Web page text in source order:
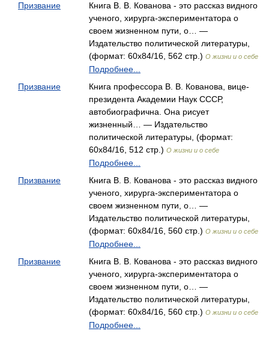
Призвание
Книга В. В. Кованова - это рассказ видного
ученого, хирурга-экспериментатора о
своем жизненном пути, о… —
Издательство политической литературы,
(формат: 60x84/16, 562 стр.) О жизни и о себе
Подробнее...
Призвание
Книга профессора В. В. Кованова, вице-
президента Академии Наук СССР,
автобиографична. Она рисует
жизненный… — Издательство
политической литературы, (формат:
60x84/16, 512 стр.) О жизни и о себе
Подробнее...
Призвание
Книга В. В. Кованова - это рассказ видного
ученого, хирурга-экспериментатора о
своем жизненном пути, о… —
Издательство политической литературы,
(формат: 60x84/16, 560 стр.) О жизни и о себе
Подробнее...
Призвание
Книга В. В. Кованова - это рассказ видного
ученого, хирурга-экспериментатора о
своем жизненном пути, о… —
Издательство политической литературы,
(формат: 60x84/16, 560 стр.) О жизни и о себе
Подробнее...